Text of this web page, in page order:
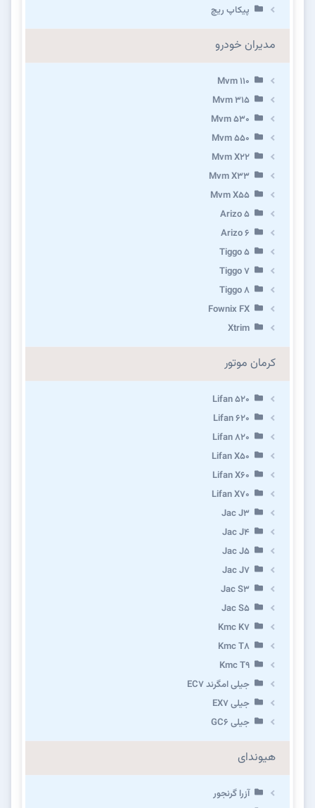
پیکاپ ریچ
مدیران خودرو
Mvm 110
Mvm 315
Mvm 530
Mvm 550
Mvm X22
Mvm X33
Mvm X55
Arizo 5
Arizo 6
Tiggo 5
Tiggo 7
Tiggo 8
Fownix FX
Xtrim
کرمان موتور
Lifan 520
Lifan 620
Lifan 820
Lifan X50
Lifan X60
Lifan X70
Jac J3
Jac J4
Jac J5
Jac J7
Jac S3
Jac S5
Kmc K7
Kmc T8
Kmc T9
جیلی امگرند EC7
جیلی EX7
جیلی GC6
هیوندای
آزرا گرنجور